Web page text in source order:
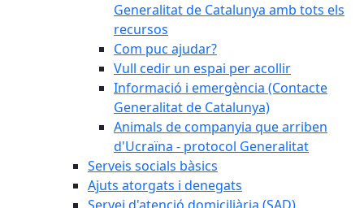
Generalitat de Catalunya amb tots els
recursos
Com puc ajudar?
Vull cedir un espai per acollir
Informació i emergència (Contacte
Generalitat de Catalunya)
Animals de companyia que arriben
d'Ucraïna - protocol Generalitat
Serveis socials bàsics
Ajuts atorgats i denegats